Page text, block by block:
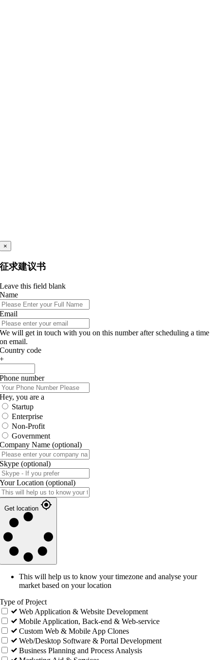
×
征求建议书
Leave this field blank
Name
Email
We will get in touch with you on this number after scheduling a time
on email.
Country code
+
Phone number
Hey, you are a
Startup
Enterprise
Non-Profit
Government
Company Name (optional)
Skype (optional)
Your Location (optional)
Get location
This will help us to know your timezone and analyse your
market based on your location
Type of Project
Web Application & Website Development
Mobile Application, Back-end & Web-service
Custom Web & Mobile App Clones
Web/Desktop Software & Portal Development
Business Planning and Process Analysis